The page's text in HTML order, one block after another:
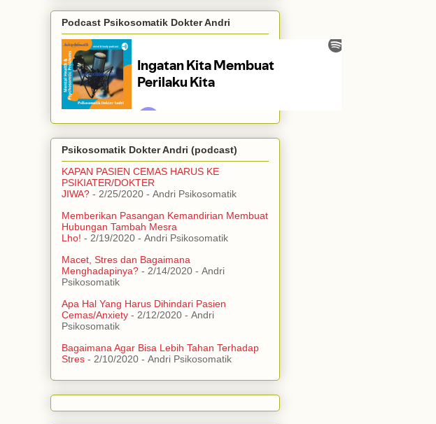
Podcast Psikosomatik Dokter Andri
Psikosomatik Dokter Andri (podcast)
KAPAN PASIEN CEMAS HARUS KE
PSIKIATER/DOKTER
JIWA? - 2/25/2020 - Andri Psikosomatik
Memberikan Pasangan Kemandirian Membuat
Hubungan Tambah Mesra
Lho! - 2/19/2020 - Andri Psikosomatik
Macet, Stres dan Bagaimana
Menghadapinya? - 2/14/2020 - Andri
Psikosomatik
Apa Hal Yang Harus Dihindari Pasien
Cemas/Anxiety - 2/12/2020 - Andri
Psikosomatik
Bagaimana Agar Bisa Lebih Tahan Terhadap
Stres - 2/10/2020 - Andri Psikosomatik